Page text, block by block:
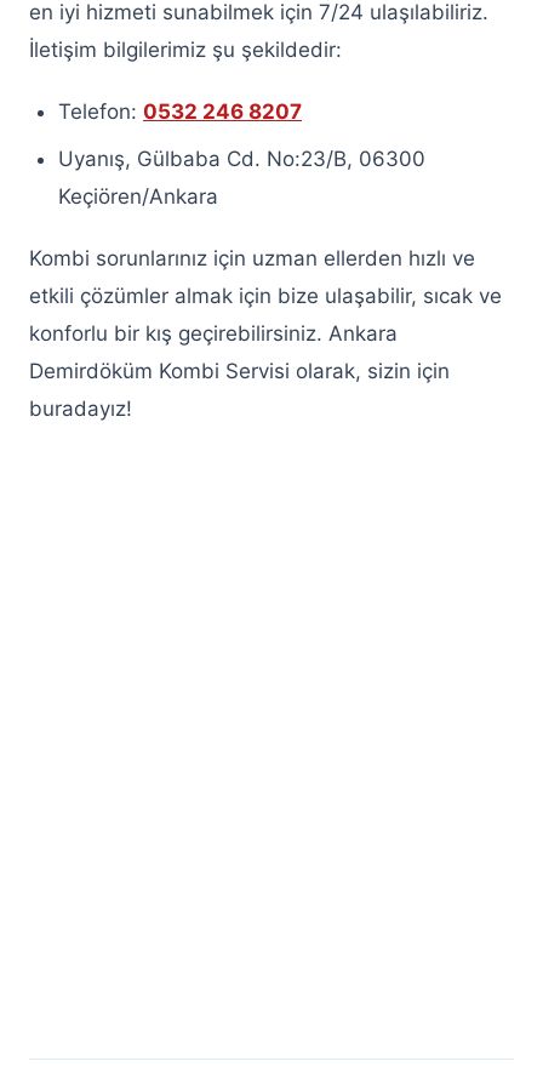
Keçiören Beko Buzdolabı Servisi
Keçiören Beyaz Eşya Servisi
Kurumsal
İletişim
Hemen Ara WhatsApp
en iyi hizmeti sunabilmek için 7/24 ulaşılabiliriz.
İletişim bilgilerimiz şu şekildedir:
Telefon: 0532 246 8207
Uyanış, Gülbaba Cd. No:23/B, 06300
Keçiören/Ankara
Kombi sorunlarınız için uzman ellerden hızlı ve
etkili çözümler almak için bize ulaşabilir, sıcak ve
konforlu bir kış geçirebilirsiniz. Ankara
Demirdöküm Kombi Servisi olarak, sizin için
buradayız!